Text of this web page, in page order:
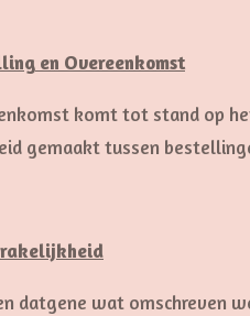
en Overeenkomst
komt tot stand op
gemaakt tussen
datgene wat omschreven